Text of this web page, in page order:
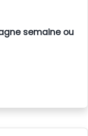
semaine ou